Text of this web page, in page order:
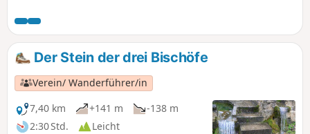
Der Stein der drei Bischöfe
Verein/ Wanderführer/in
7,40 km
+141 m
-138 m
2:30 Std.
Leicht